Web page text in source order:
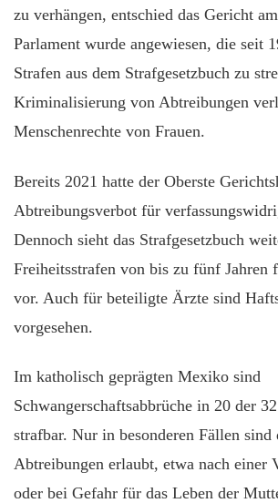
zu verhängen, entschied das Gericht
Parlament wurde angewiesen, die seit
Strafen aus dem Strafgesetzbuch zu
Kriminalisierung von Abtreibungen
Menschenrechte von Frauen.
Bereits 2021 hatte der Oberste
Abtreibungsverbot für
Dennoch sieht das Strafgesetzbuch
Freiheitsstrafen von bis zu fünf Jahren
vor. Auch für beteiligte Ärzte sind
vorgesehen.
Im katholisch geprägten Mexiko sind
Schwangerschaftsabbrüche in 20 der
strafbar. Nur in besonderen Fällen sind
Abtreibungen erlaubt, etwa nach einer
oder bei Gefahr für das Leben der